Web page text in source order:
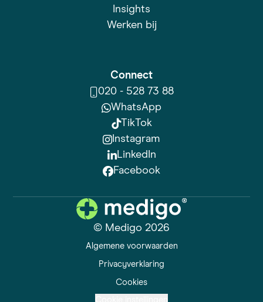
Insights
Werken bij
Connect
020 - 528 73 88
WhatsApp
TikTok
Instagram
LinkedIn
Facebook
© Medigo 2026
Algemene voorwaarden
Privacyverklaring
Cookies